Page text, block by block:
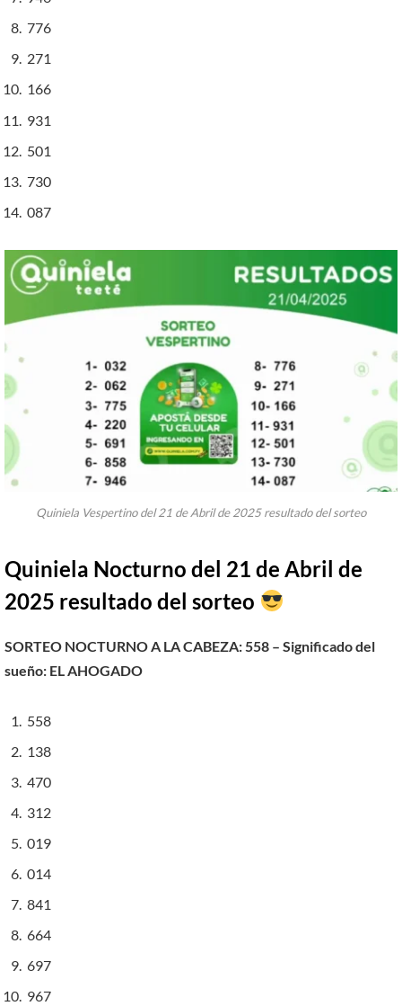
776
271
166
931
501
730
087
Quiniela Vespertino del 21 de Abril de 2025 resultado del sorteo
Quiniela Nocturno del 21 de Abril de
2025 resultado del sorteo
SORTEO NOCTURNO A LA CABEZA: 558 – Significado del
sueño: EL AHOGADO
558
138
470
312
019
014
841
664
697
967